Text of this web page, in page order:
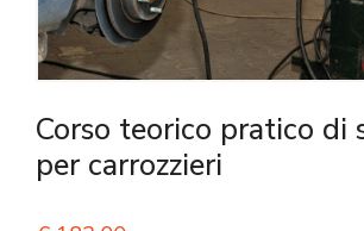
Corso teorico pratico di
per carrozzieri